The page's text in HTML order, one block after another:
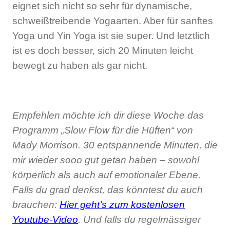
eignet sich nicht so sehr für dynamische,
schweißtreibende Yogaarten. Aber für sanftes
Yoga und Yin Yoga ist sie super. Und letztlich
ist es doch besser, sich 20 Minuten leicht
bewegt zu haben als gar nicht.
Empfehlen möchte ich dir diese Woche das
Programm „Slow Flow für die Hüften“ von
Mady Morrison. 30 entspannende Minuten, die
mir wieder sooo gut getan haben – sowohl
körperlich als auch auf emotionaler Ebene.
Falls du grad denkst, das könntest du auch
brauchen: Hier geht’s zum kostenlosen
Youtube-Video. Und falls du regelmässiger